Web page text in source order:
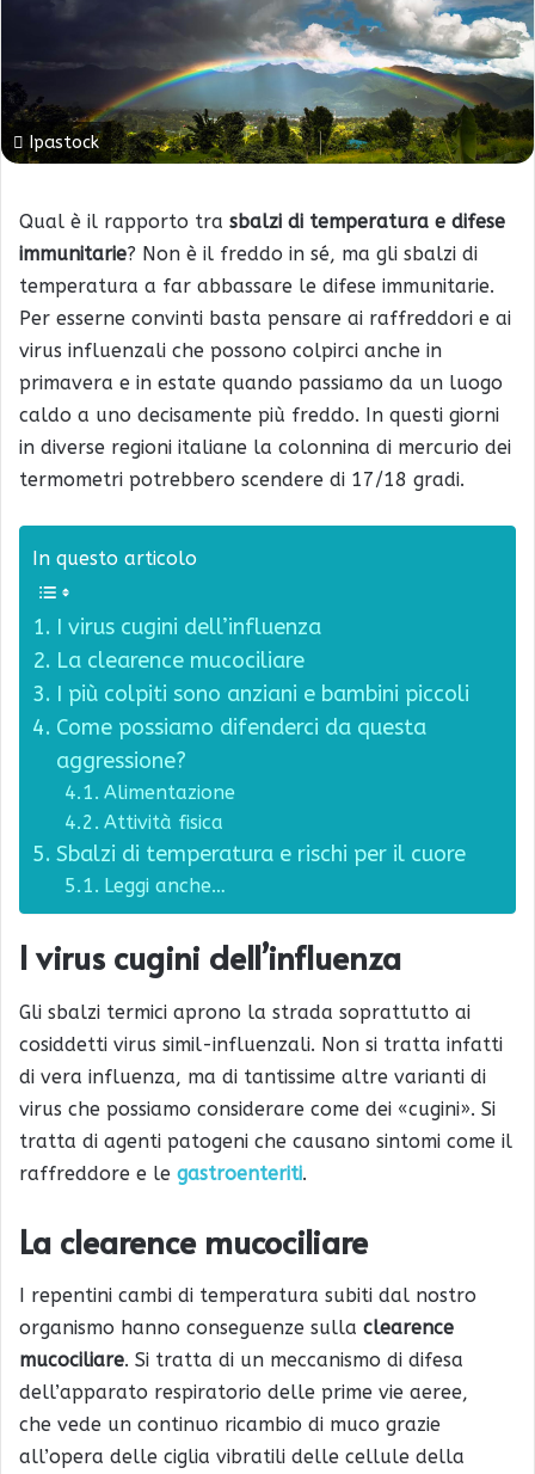
Ipastock
Qual è il rapporto tra sbalzi di temperatura e difese
immunitarie? Non è il freddo in sé, ma gli sbalzi di
temperatura a far abbassare le difese immunitarie.
Per esserne convinti basta pensare ai raffreddori e ai
virus influenzali che possono colpirci anche in
primavera e in estate quando passiamo da un luogo
caldo a uno decisamente più freddo. In questi giorni
in diverse regioni italiane la colonnina di mercurio dei
termometri potrebbero scendere di 17/18 gradi.
In questo articolo
I virus cugini dell’influenza
La clearence mucociliare
I più colpiti sono anziani e bambini piccoli
Come possiamo difenderci da questa
aggressione?
Alimentazione
Attività fisica
Sbalzi di temperatura e rischi per il cuore
Leggi anche…
I virus cugini dell’influenza
Gli sbalzi termici aprono la strada soprattutto ai
cosiddetti virus simil-influenzali. Non si tratta infatti
di vera influenza, ma di tantissime altre varianti di
virus che possiamo considerare come dei «cugini». Si
tratta di agenti patogeni che causano sintomi come il
raffreddore e le gastroenteriti.
La clearence mucociliare
I repentini cambi di temperatura subiti dal nostro
organismo hanno conseguenze sulla clearence
mucociliare. Si tratta di un meccanismo di difesa
dell’apparato respiratorio delle prime vie aeree,
che vede un continuo ricambio di muco grazie
all’opera delle ciglia vibratili delle cellule della